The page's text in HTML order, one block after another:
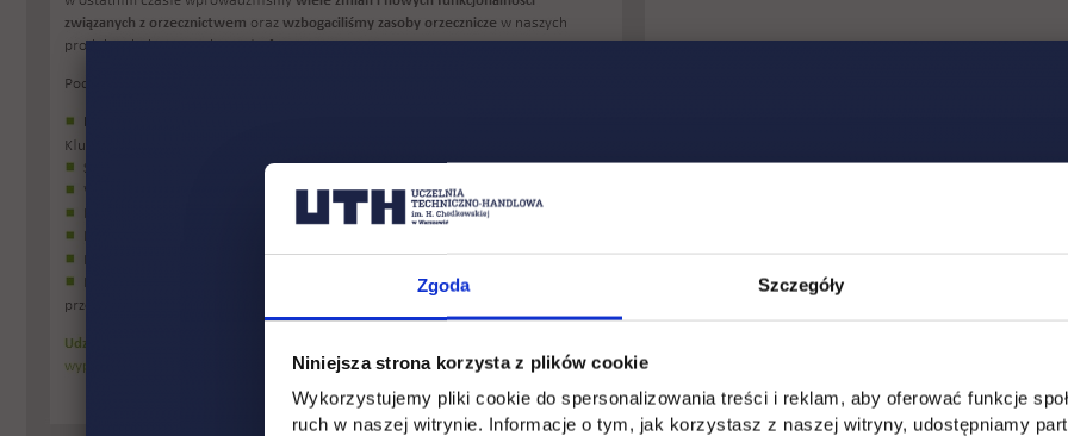
Zgoda Szczegóły
Niniejsza strona korzysta z plików cookie
Wykorzystujemy pliki cookie do spersonalizowania treści i reklam, aby oferować funkcje
ruch w naszej witrynie. Informacje o tym, jak korzystasz z naszej witryny, udostępniamy